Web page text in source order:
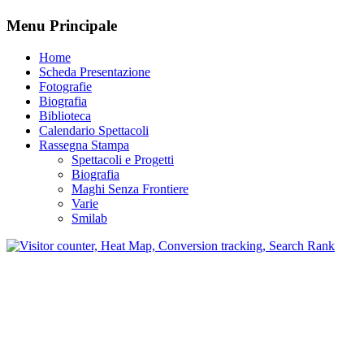
Menu Principale
Home
Scheda Presentazione
Fotografie
Biografia
Biblioteca
Calendario Spettacoli
Rassegna Stampa
Spettacoli e Progetti
Biografia
Maghi Senza Frontiere
Varie
Smilab